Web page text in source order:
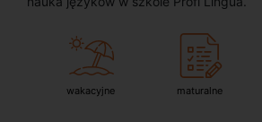
wakacyjne maturalne